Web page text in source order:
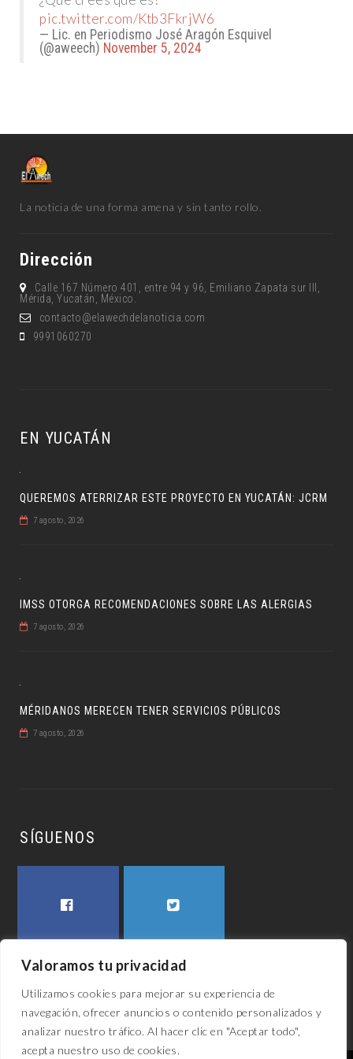
Valoramos tu privacidad
Utilizamos cookies para mejorar su experiencia de
navegación, ofrecer anuncios o contenido personalizados y
analizar nuestro tráfico. Al hacer clic en "Aceptar todo",
acepta nuestro uso de cookies.
pic.twitter.com/Ktb3FkrjW6
— Lic. en Periodismo José Aragón Esquivel
(@aweech) November 5, 2024
La noticia de una forma amena y sin tanto rollo.
Dirección
Calle 167 Número 401, entre 94 y 96, Emiliano Zapata sur lll,
Mérida, Yucatán, México.
contacto@elawechdelanoticia.com
9991060270
EN YUCATÁN
QUEREMOS ATERRIZAR ESTE PROYECTO EN YUCATÁN: JCRM
7 agosto, 2026
IMSS OTORGA RECOMENDACIONES SOBRE LAS ALERGIAS
7 agosto, 2026
MÉRIDANOS MERECEN TENER SERVICIOS PÚBLICOS
7 agosto, 2026
SÍGUENOS